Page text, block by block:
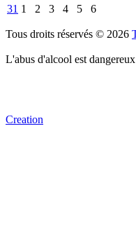
31 1 2 3 4 5 6
Tous droits réservés © 2026
L'abus d'alcool est
Creation